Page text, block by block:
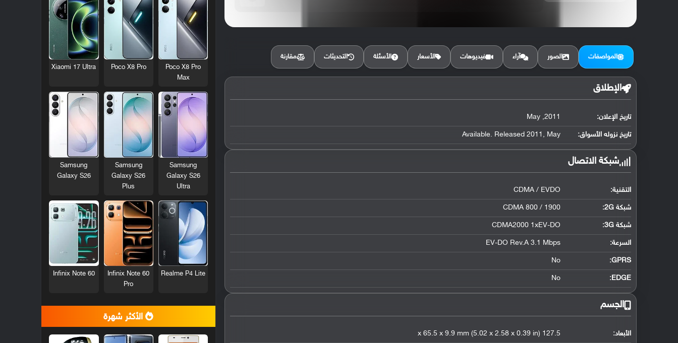
المواصفات الصور آراء فيديوهات الأسعار الأسئلة التحديثات مقارنة
الإطلاق
تاريخ الإعلان: 2011, May
تاريخ نزوله الأسواق: Available. Released 2011, May
شبكة الاتصال
التقنية: CDMA / EVDO
شبكة 2G: CDMA 800 / 1900
شبكة 3G :
CDMA2000 1xEV-DO
السرعة: EV-DO Rev.A 3.1 Mbps
GPRS:
No
EDGE:
No
الجسم
الأبعاد: 127.5 x 65.5 x 9.9 mm (5.02 x 2.58 x 0.39 in)
Poco X8 Pro
Max
Poco X8 Pro
Xiaomi 17 Ultra
Samsung
Galaxy S26
Ultra
Samsung
Galaxy S26
Plus
Samsung
Galaxy S26
Realme P4 Lite
Infinix Note 60
Pro
Infinix Note 60
الأكثر شهرة